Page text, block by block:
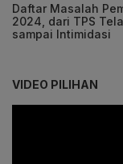
Daftar Masalah
2024, dari TPS
sampai Intimidasi
VIDEO PILIHAN